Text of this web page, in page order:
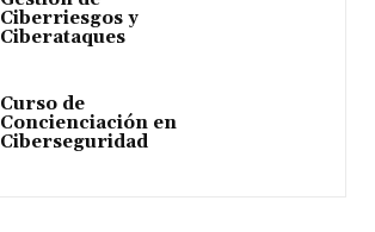
Ciberriesgos y
Ciberataques
Curso de
Concienciación en
Ciberseguridad